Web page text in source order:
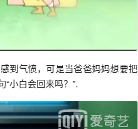
到气愤，可是当爸爸妈妈想要把
小白会回来吗？”.